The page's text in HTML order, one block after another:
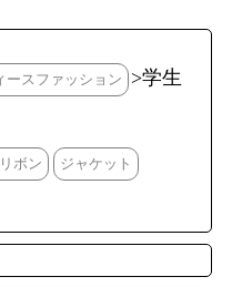
ースファッション
>学生
ボン ジャケット